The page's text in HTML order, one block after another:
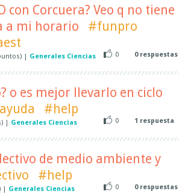
con Corcuera? Veo q no tiene
a mi horario
#funpro
Generales Ciencias 0 0respuestas
o es mejor llevarlo en ciclo
#help
Generales Ciencias 0 1 respuesta
de medio ambiente y
#help
Generales Ciencias 0 0respuestas